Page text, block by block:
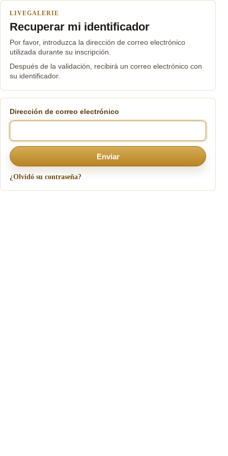
LIVEGALERIE
Recuperar mi identificador
Por favor, introduzca la dirección de correo electrónico
utilizada durante su inscripción.
Después de la validación, recibirá un correo electrónico con
su identificador.
Dirección de correo electrónico
Enviar
¿Olvidó su contraseña?